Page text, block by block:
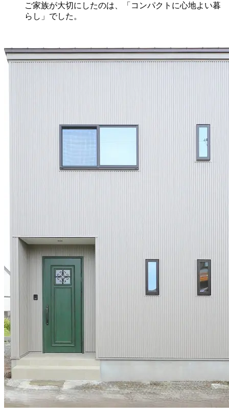
ご家族が大切にしたのは、「コンパクトに心地よい暮
らし」でした。